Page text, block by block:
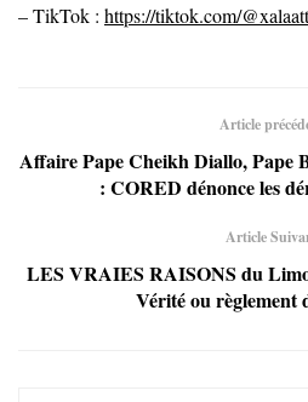
– TikTok : https://tiktok.com/
Article
Affaire Pape Cheikh Diallo, Pape
: CORED dénonce les
Article
LES VRAIES RAISONS du
Vérité ou règlement